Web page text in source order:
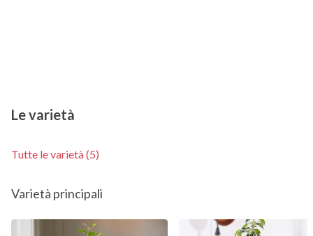
Le varietà
Tutte le varietà (5)
Varietà principali